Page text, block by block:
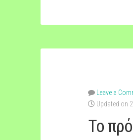
Leave a
Updated on
Το